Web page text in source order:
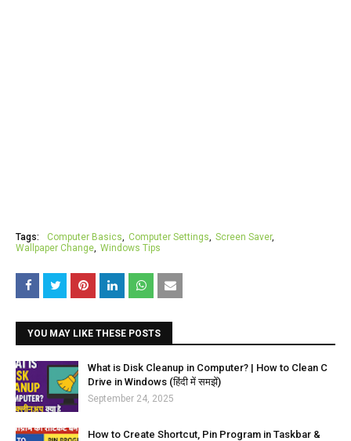
Tags: Computer Basics Computer Settings
Screen Saver
Wallpaper Change Windows Tips
YOU MAY LIKE THESE POSTS
What is Disk Cleanup in Computer? | How to Clean C
Drive in Windows (हिंदी में समझें)
September 24, 2025
How to Create Shortcut, Pin Program in Taskbar &